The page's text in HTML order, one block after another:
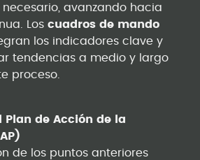
avanzando hacia
Loscuadros de mando
los indicadores clave y
tendencias a medio y largo
proceso.
Plan de Acción de la
de los puntos anteriores